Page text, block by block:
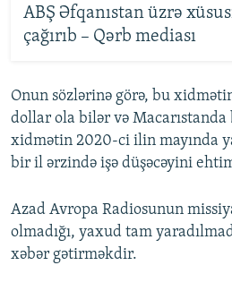
ABŞ Əfqanıstan üzrə
çağırıb – Qərb mediası
Onun sözlərinə görə, bu
dollar ola bilər və Macarıstanda
xidmətin 2020-ci ilin mayında
bir il ərzində işə düşəcəyini
Azad Avropa Radiosunun
olmadığı, yaxud tam
xəbər gətirməkdir.